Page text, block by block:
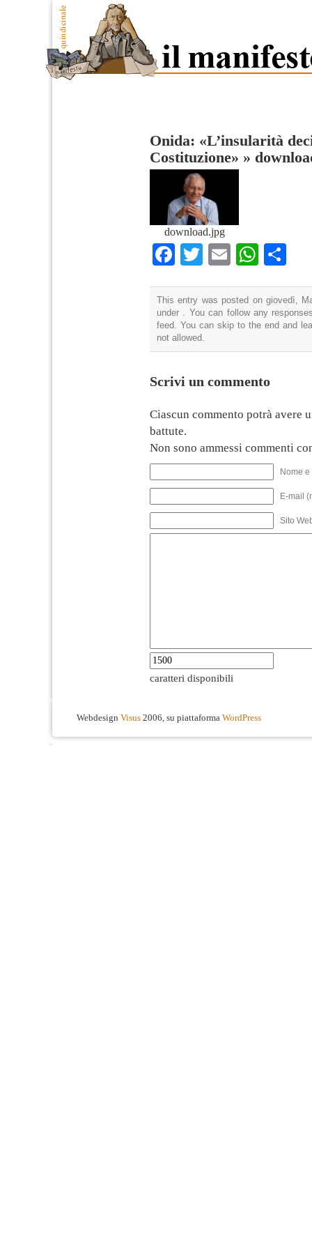
Onida: «L’insularità
Costituzione» »
download.jpg
Facebook
TwitterEmail
This entry was posted on giovedì,
under . You can follow any
feed. You can skip to the end and
not allowed.
Scrivi un commento
Ciascun commento potrà avere
battute.
Non sono ammessi commenti
Nome
E-mail
Sito
caratteri disponibili
Webdesign Visus 2006, su piattaforma WordPress